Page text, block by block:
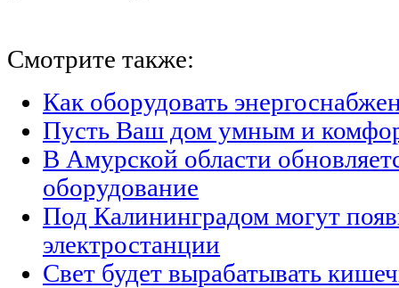
Смотрите также:
Как оборудовать
Пусть Ваш дом умным и
В Амурской области
оборудование
Под Калининградом могут
электростанции
Свет будет вырабатывать